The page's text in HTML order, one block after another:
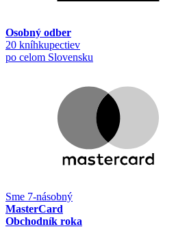
Osobný odber
20 kníhkupectiev
po celom Slovensku
Sme 7-násobný
MasterCard
Obchodník roka